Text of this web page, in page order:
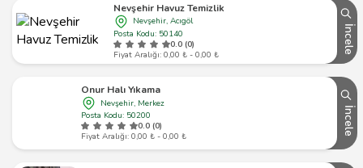
Nevşehir Havuz Temizlik
Nevşehir, Acıgöl
Posta Kodu: 50140
0.0 (0)
Fiyat Aralığı: 0,00 ₺ - 0,00 ₺
İncele
Onur Halı Yıkama
Nevşehir, Merkez
Posta Kodu: 50200
0.0 (0)
Fiyat Aralığı: 0,00 ₺ - 0,00 ₺
İncele